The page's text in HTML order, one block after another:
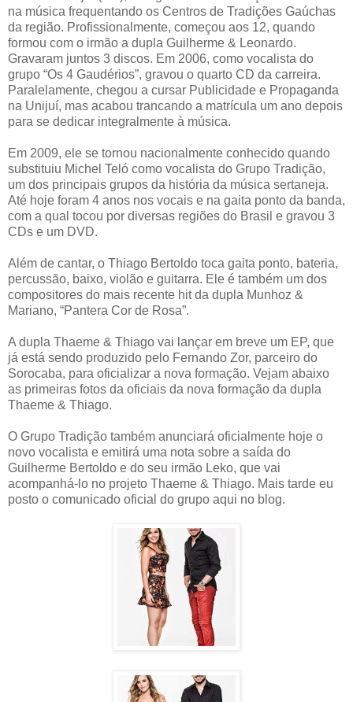
na música frequentando os Centros de Tradições Gaúchas
da região. Profissionalmente, começou aos 12, quando
formou com o irmão a dupla Guilherme & Leonardo.
Gravaram juntos 3 discos. Em 2006, como vocalista do
grupo “Os 4 Gaudérios”, gravou o quarto CD da carreira.
Paralelamente, chegou a cursar Publicidade e Propaganda
na Unijuí, mas acabou trancando a matrícula um ano depois
para se dedicar integralmente à música.
Em 2009, ele se tornou nacionalmente conhecido quando
substituiu Michel Teló como vocalista do Grupo Tradição,
um dos principais grupos da história da música sertaneja.
Até hoje foram 4 anos nos vocais e na gaita ponto da banda,
com a qual tocou por diversas regiões do Brasil e gravou 3
CDs e um DVD.
Além de cantar, o Thiago Bertoldo toca gaita ponto, bateria,
percussão, baixo, violão e guitarra. Ele é também um dos
compositores do mais recente hit da dupla Munhoz &
Mariano, “Pantera Cor de Rosa”.
A dupla Thaeme & Thiago vai lançar em breve um EP, que
já está sendo produzido pelo Fernando Zor, parceiro do
Sorocaba, para oficializar a nova formação. Vejam abaixo
as primeiras fotos da oficiais da nova formação da dupla
Thaeme & Thiago.
O Grupo Tradição também anunciará oficialmente hoje o
novo vocalista e emitirá uma nota sobre a saída do
Guilherme Bertoldo e do seu irmão Leko, que vai
acompanhá-lo no projeto Thaeme & Thiago. Mais tarde eu
posto o comunicado oficial do grupo aqui no blog.